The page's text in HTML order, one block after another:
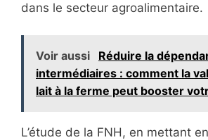
dans le secteur agroalimentaire.
Voir aussi
Réduire la
intermédiaires : comment la
lait à la ferme peut booster
L’étude de la FNH, en mettant